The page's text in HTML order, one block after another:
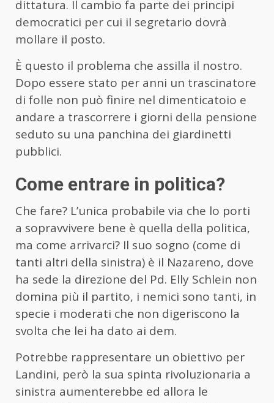
dittatura. Il cambio fa parte dei principi
democratici per cui il segretario dovrà
mollare il posto.
È questo il problema che assilla il nostro.
Dopo essere stato per anni un trascinatore
di folle non può finire nel dimenticatoio e
andare a trascorrere i giorni della pensione
seduto su una panchina dei giardinetti
pubblici.
Come entrare in politica?
Che fare? L’unica probabile via che lo porti
a sopravvivere bene è quella della politica,
ma come arrivarci? Il suo sogno (come di
tanti altri della sinistra) è il Nazareno, dove
ha sede la direzione del Pd. Elly Schlein non
domina più il partito, i nemici sono tanti, in
specie i moderati che non digeriscono la
svolta che lei ha dato ai dem.
Potrebbe rappresentare un obiettivo per
Landini, però la sua spinta rivoluzionaria a
sinistra aumenterebbe ed allora le